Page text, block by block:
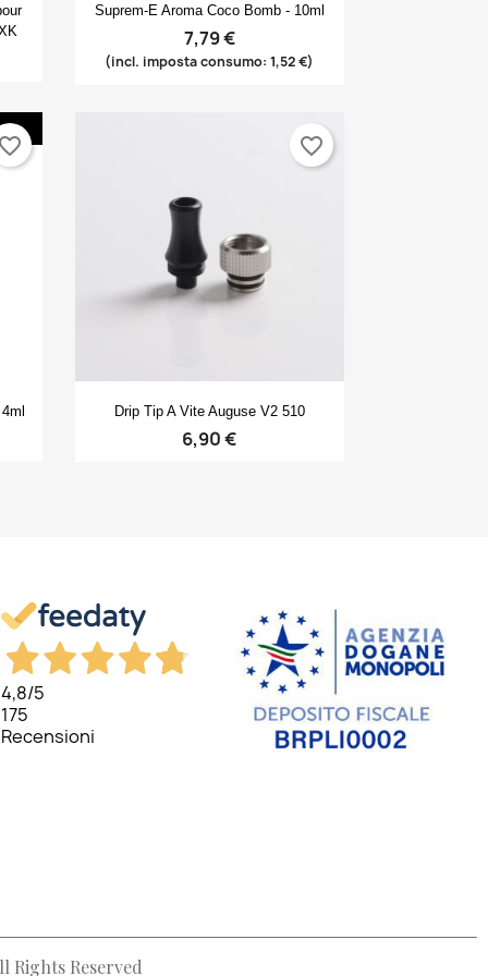
Suprem-E Aroma Coco Bomb - 10ml
7,79 €
(incl. imposta consumo: 1,52 €)
favorite_border
Anteprima
Drip Tip A Vite Auguse V2 510
6,90 €
favorite_border
4,8/5
175
Recensioni
Rights Reserved